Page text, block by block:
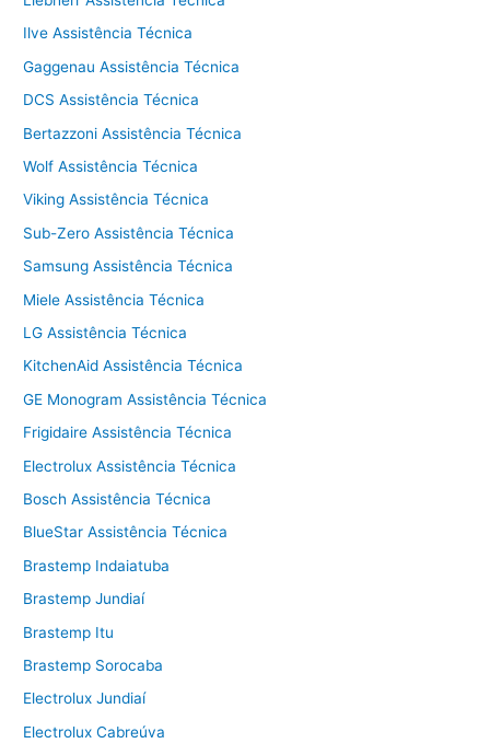
Ilve Assistência Técnica
Gaggenau Assistência Técnica
DCS Assistência Técnica
Bertazzoni Assistência Técnica
Wolf Assistência Técnica
Viking Assistência Técnica
Sub-Zero Assistência Técnica
Samsung Assistência Técnica
Miele Assistência Técnica
LG Assistência Técnica
KitchenAid Assistência Técnica
GE Monogram Assistência Técnica
Frigidaire Assistência Técnica
Electrolux Assistência Técnica
Bosch Assistência Técnica
BlueStar Assistência Técnica
Brastemp Indaiatuba
Brastemp Jundiaí
Brastemp Itu
Brastemp Sorocaba
Electrolux Jundiaí
Electrolux Cabreúva